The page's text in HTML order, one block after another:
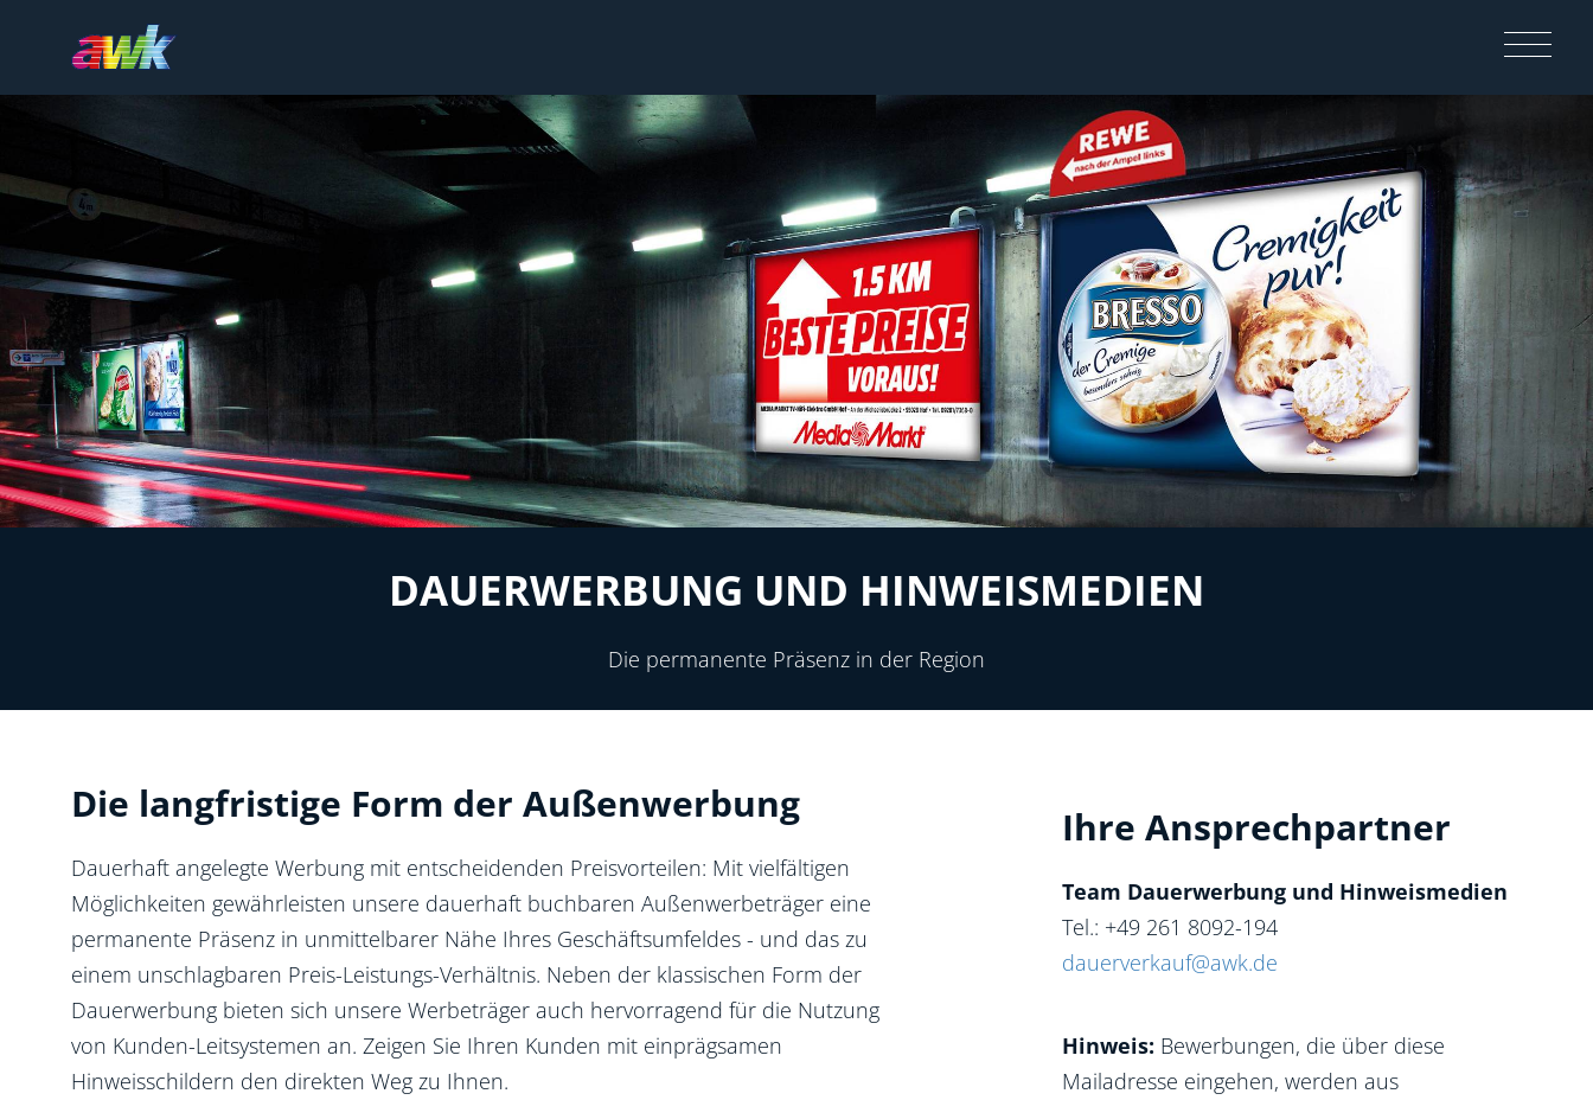
Produkte
Firmengruppe
Referenzen
Karriere
DAUERWERBUNG UND HINWEISMEDIEN
Die permanente Präsenz in der Region
Die langfristige Form der Außenwerbung
Dauerhaft angelegte Werbung mit entscheidenden Preisvorteilen: Mit vielfältigen
Möglichkeiten gewährleisten unsere dauerhaft buchbaren Außenwerbeträger eine
permanente Präsenz in unmittelbarer Nähe Ihres Geschäftsumfeldes - und das zu
einem unschlagbaren Preis-Leistungs-Verhältnis. Neben der klassischen Form der
Dauerwerbung bieten sich unsere Werbeträger auch hervorragend für die Nutzung
von Kunden-Leitsystemen an. Zeigen Sie Ihren Kunden mit einprägsamen
Hinweisschildern den direkten Weg zu Ihnen.
Ihre Ansprechpartner
Team Dauerwerbung und Hinweismedien
Tel.: +49 261 8092-194
dauerverkauf@awk.de
Hinweis: Bewerbungen, die über diese
Mailadresse eingehen, werden aus